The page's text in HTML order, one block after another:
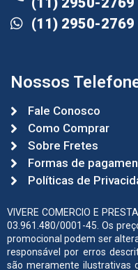
(11) 2950-2769
Nossos
Fale Conosco
Como Comprar
Sobre Fretes
Formas de
Políticas de
VIVERE COMERCIO E
03.961.480/0001-45. Os
promocional podem ser
responsável por erros
são meramente ilustrativas